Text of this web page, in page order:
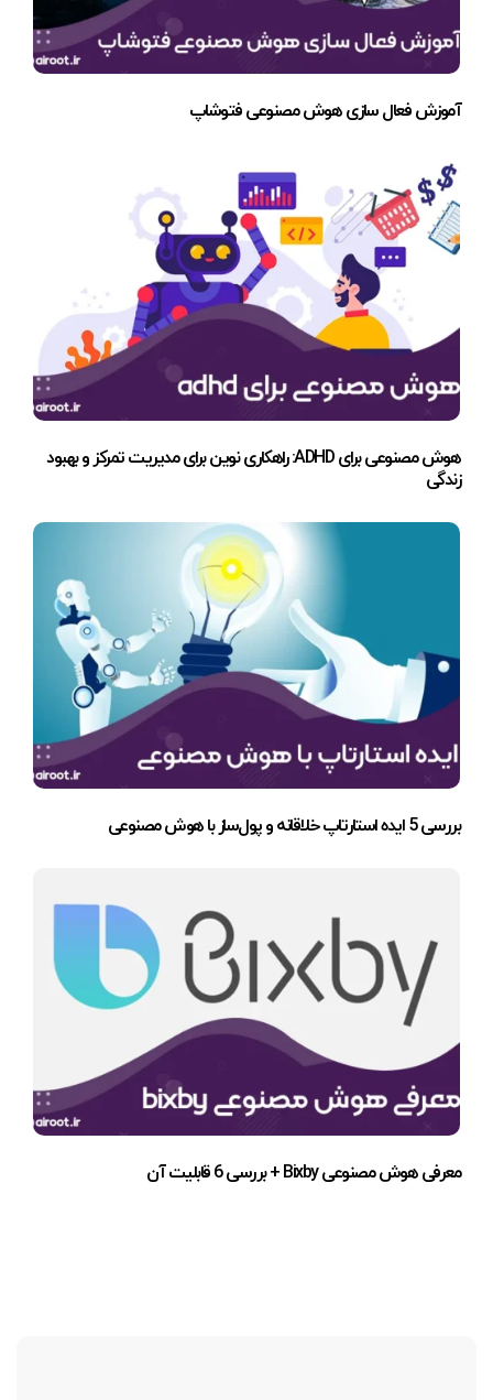
آموزش فعال سازی هوش مصنوعی فتوشاپ
هوش مصنوعی برای ADHD: راهکاری نوین برای مدیریت تمرکز و بهبود
زندگی
بررسی 5 ایده استارتاپ خلاقانه و پول‌ساز با هوش مصنوعی
معرفی هوش مصنوعی Bixby + بررسی 6 قابلیت آن